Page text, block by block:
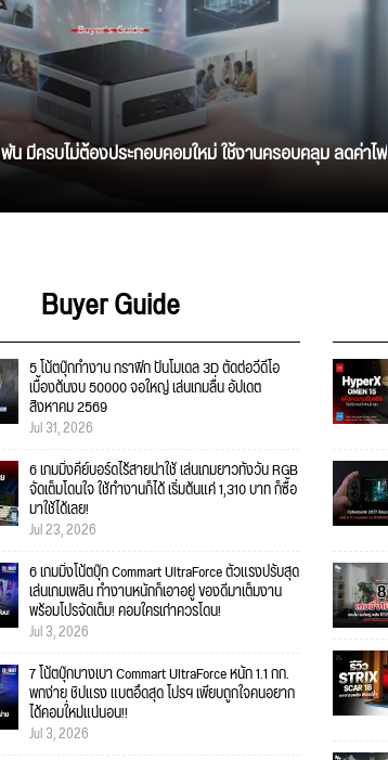
มีครบไม่ต้องประกอบคอมใหม่ ใช้งานครอบคลุม ลดค่าไฟ
Buyer Guide
5 โน้ตบุ๊กทำงาน กราฟิก ปั้นโมเดล 3D ตัดต่อวีดีโอ
เบื้องต้นงบ 50000 จอใหญ่ เล่นเกมลื่น อัปเดต
สิงหาคม 2569
Jul 31, 2026
6 เกมมิ่งคีย์บอร์ดไร้สายน่าใช้ เล่นเกมยาวทั้งวัน RGB
จัดเต็มโดนใจ ใช้ทำงานก็ได้ เริ่มต้นแค่ 1,310 บาท ก็ซื้อ
มาใช้ได้เลย!
Jul 23, 2026
6 เกมมิ่งโน้ตบุ๊ก Commart UltraForce ตัวแรงปรับสุด
เล่นเกมเพลิน ทำงานหนักก็เอาอยู่ ของดีมาเต็มงาน
พร้อมโปรจัดเต็ม! คอมใครเก่าควรโดน!
Jul 3, 2026
7 โน้ตบุ๊กบางเบา Commart UltraForce หนัก 1.1 กก.
พกง่าย ชิปแรง แบตอึดสุด โปรฯ เพียบถูกใจคนอยาก
ได้คอมใ่หม่แน่นอน!!
Jul 3, 2026